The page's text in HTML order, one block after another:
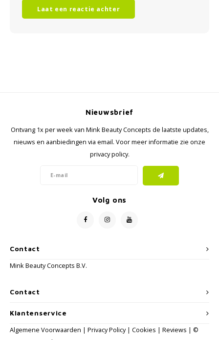
Laat een reactie achter
Contact
Mink Beauty Concepts B.V.
Contact
Nieuwsbrief
Ontvang 1x per week van Mink Beauty Concepts de laatste updates,
nieuws en aanbiedingen via email. Voor meer informatie zie onze
privacy policy.
Volg ons
Klantenservice
Algemene Voorwaarden | Privacy Policy| Cookies | Reviews | ©